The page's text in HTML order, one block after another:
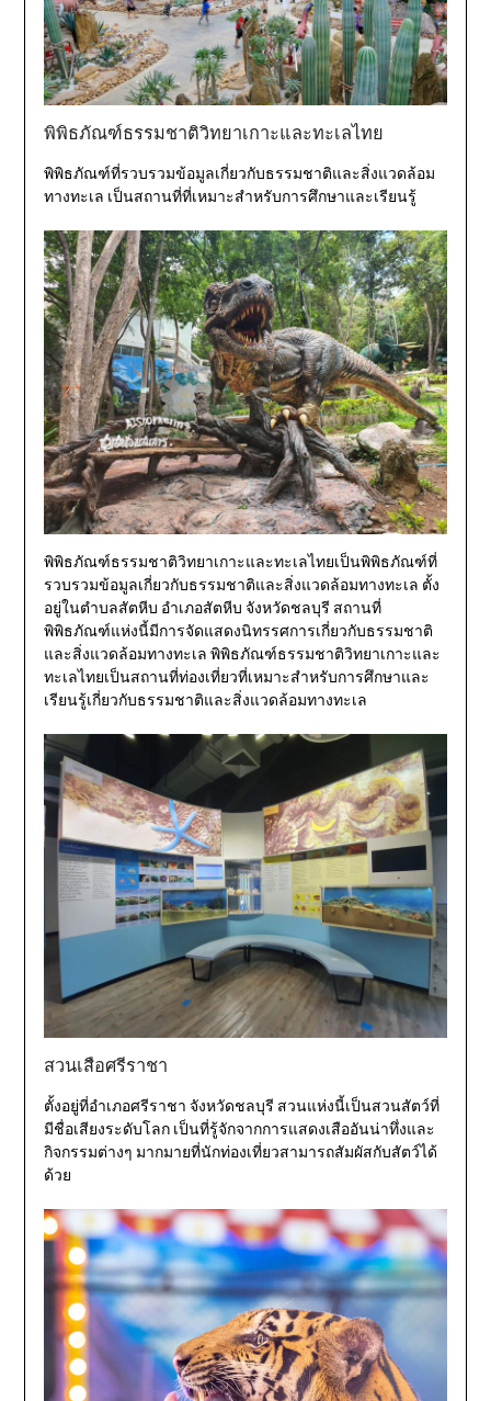
พิพิธภัณฑ์ธรรมชาติวิทยาเกาะและทะเลไทย
พิพิธภัณฑ์ที่รวบรวมข้อมูลเกี่ยวกับธรรมชาติและสิ่งแวดล้อม
ทางทะเล เป็นสถานที่ที่เหมาะสำหรับการศึกษาและเรียนรู้
พิพิธภัณฑ์ธรรมชาติวิทยาเกาะและทะเลไทยเป็นพิพิธภัณฑ์ที่
รวบรวมข้อมูลเกี่ยวกับธรรมชาติและสิ่งแวดล้อมทางทะเล ตั้ง
อยู่ในตำบลสัตหีบ อำเภอสัตหีบ จังหวัดชลบุรี สถานที่
พิพิธภัณฑ์แห่งนี้มีการจัดแสดงนิทรรศการเกี่ยวกับธรรมชาติ
และสิ่งแวดล้อมทางทะเล พิพิธภัณฑ์ธรรมชาติวิทยาเกาะและ
ทะเลไทยเป็นสถานที่ท่องเที่ยวที่เหมาะสำหรับการศึกษาและ
เรียนรู้เกี่ยวกับธรรมชาติและสิ่งแวดล้อมทางทะเล
สวนเสือศรีราชา
ตั้งอยู่ที่อำเภอศรีราชา จังหวัดชลบุรี สวนแห่งนี้เป็นสวนสัตว์ที่
มีชื่อเสียงระดับโลก เป็นที่รู้จักจากการแสดงเสืออันน่าทึ่งและ
กิจกรรมต่างๆ มากมายที่นักท่องเที่ยวสามารถสัมผัสกับสัตว์ได้
ด้วย